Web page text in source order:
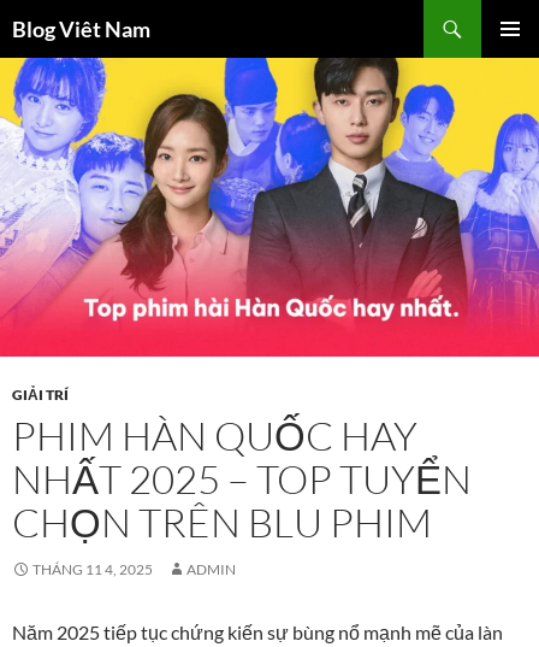
đến
nội
dung
Blog Viêt Nam
kiếm
GIẢI TRÍ
PHIM HÀN QUỐC HAY
NHẤT 2025 – TOP TUYỂN
CHỌN TRÊN BLU PHIM
THÁNG 11 4, 2025 ADMIN
Năm 2025 tiếp tục chứng kiến sự bùng nổ mạnh mẽ của làn